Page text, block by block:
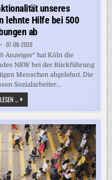
unseres
lehnte Hilfe bei 500
ab
07-08-2026
Anzeiger“ hat Köln die
NRW bei der Rückführung
Menschen abgelehnt. Die
Sozialarbeiter...
...„ZEIGT
DIE
DYSFUNKTIONALITÄT
UNSERES
ASYLSYSTEMS“
–
KÖLN
LEHNTE
HILFE
BEI
500
ABSCHIEBUNGEN
AB